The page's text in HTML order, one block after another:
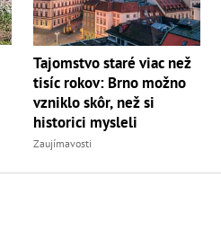
Tajomstvo staré viac než
tisíc rokov: Brno možno
vzniklo skôr, než si
historici mysleli
Zaujímavosti